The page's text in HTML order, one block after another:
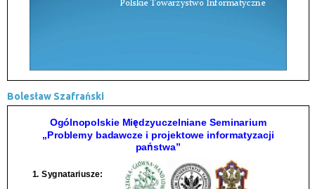
Bolesław Szafrański